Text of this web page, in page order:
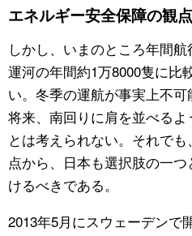
エネルギー安全保障の観
しかし、いまのところ年間
運河の年間約1万8000隻に比
い。冬季の運航が事実上不
将来、南回りに肩を並べる
とは考えられない。それで
点から、日本も選択肢の一
けるべきである。
2013年5月にスウェーデンで